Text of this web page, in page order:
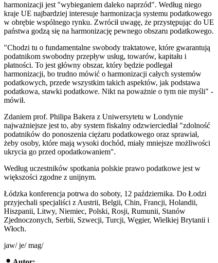
harmonizacji jest "wybieganiem daleko naprzód". Według niego
kraje UE najbardziej interesuje harmonizacja systemu podatkowego
w obrębie wspólnego rynku. Zwrócił uwagę, że przystępując do UE
państwa godzą się na harmonizację pewnego obszaru podatkowego.
"Chodzi tu o fundamentalne swobody traktatowe, które gwarantują
podatnikom swobodny przepływ usług, towarów, kapitału i
płatności. To jest główny obszar, który będzie podlegał
harmonizacji, bo trudno mówić o harmonizacji całych systemów
podatkowych, przede wszystkim takich aspektów, jak podstawa
podatkowa, stawki podatkowe. Nikt na poważnie o tym nie myśli" -
mówił.
Zdaniem prof. Philipa Bakera z Uniwersytetu w Londynie
najważniejsze jest to, aby system fiskalny odzwierciedlał "zdolność
podatników do ponoszenia ciężaru podatkowego oraz sprawiał,
żeby osoby, które mają wysoki dochód, miały mniejsze możliwości
ukrycia go przed opodatkowaniem".
Według uczestników spotkania polskie prawo podatkowe jest w
większości zgodne z unijnym.
Łódzka konferencja potrwa do soboty, 12 października. Do Łodzi
przyjechali specjaliści z Austrii, Belgii, Chin, Francji, Holandii,
Hiszpanii, Litwy, Niemiec, Polski, Rosji, Rumunii, Stanów
Zjednoczonych, Serbii, Szwecji, Turcji, Węgier, Wielkiej Brytanii i
Włoch.
jaw/ je/ mag/